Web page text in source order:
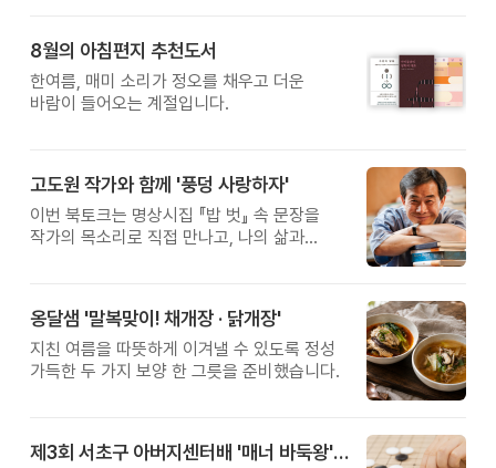
8월의 아침편지 추천도서
한여름, 매미 소리가 정오를 채우고 더운
바람이 들어오는 계절입니다.
고도원 작가와 함께 '풍덩 사랑하자'
이번 북토크는 명상시집 『밥 벗』 속 문장을
작가의 목소리로 직접 만나고, 나의 삶과
옹달샘 '말복맞이! 채개장 · 닭개장'
지친 여름을 따뜻하게 이겨낼 수 있도록 정성
가득한 두 가지 보양 한 그릇을 준비했습니다.
제3회 서초구 아버지센터배 '매너 바둑왕' 대회